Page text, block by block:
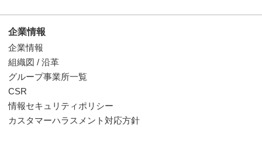
企業情報
企業情報
組織図 / 沿革
グループ事業所一覧
CSR
情報セキュリティポリシー
カスタマーハラスメント対応方針